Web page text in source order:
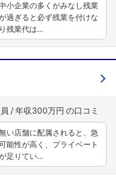
小企業の多くがみなし残業
過ぎると必ず残業を付けな
残業代は…
年収300万円
い店舗に配属されると、急
能性が高く、プライベート
足りてい…